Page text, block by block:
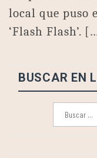
local que puso
‘Flash Flash’.
BUSCAR EN
Buscar: